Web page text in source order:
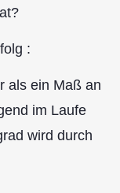
:
als ein Maß an
im Laufe
wird durch